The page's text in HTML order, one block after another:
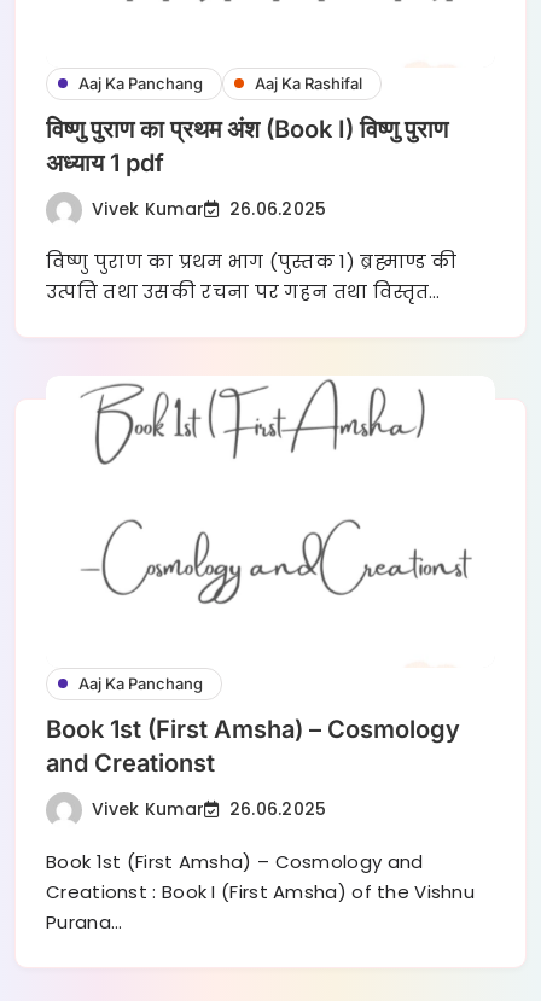
Aaj Ka Panchang Aaj Ka Rashifal
विष्णु पुराण का प्रथम अंश (Book I) विष्णु पुराण
अध्याय 1 pdf
Vivek Kumar 26.06.2025
विष्णु पुराण का प्रथम भाग (पुस्तक 1) ब्रह्माण्ड की
उत्पत्ति तथा उसकी रचना पर गहन तथा विस्तृत…
Aaj Ka Panchang
Book 1st (First Amsha) – Cosmology
and Creationst
Vivek Kumar 26.06.2025
Book 1st (First Amsha) – Cosmology and
Creationst : Book I (First Amsha) of the Vishnu
Purana…